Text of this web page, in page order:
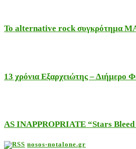
Το alternative rock συγκρότημα
13 χρόνια Εξαρχειώτης – Διήμερο
AS INAPPROPRIATE “Stars
nosos-notalone.gr